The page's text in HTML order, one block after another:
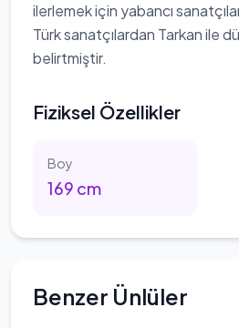
ilerlemek için yabancı
Türk sanatçılardan Tarkan ile
belirtmiştir.
Fiziksel Özellikler
Boy
169 cm
Benzer Ünlüler